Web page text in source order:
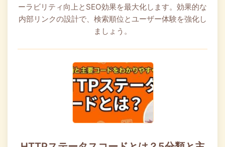
ーラビリティ向上とSEO効果を最大化します。効果的な
内部リンクの設計で、検索順位とユーザー体験を強化し
ましょう。